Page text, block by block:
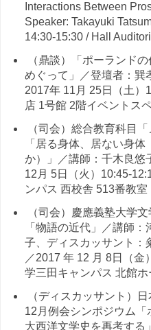
Interactions Between
Speaker: Takayuki
14:30-15:30 / Hall
（鼎談）「ポーランド
めぐって」／登壇者：巽
2017年 11月 25日（土）
店 1号館 2階イベントス
（司会）総合教育科目
「居る身体、居ない身
か）」／講師：千木良悠
12月 5日（火）10:45-
ンパス 西校舎 513番教室
（司会）慶應義塾大学
「物語の近代」／講師
子、ディスカッサント：
／2017 年 12 月 8日（金
学三田キャンパス 北館ホ
（ディスカッサント）
12月例会シンポジウム
大西洋文学史を再考する